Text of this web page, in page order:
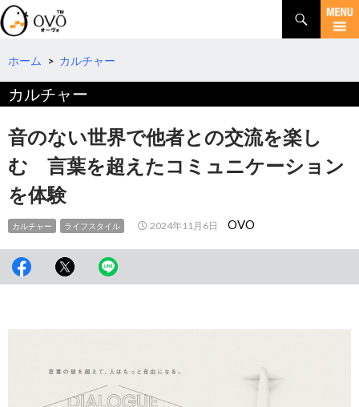
検
索
コ
テ
ツ
へ
移
ホーム > カルチャー
カルチャー
音のない世界で他者との交流を楽し
む 言葉を超えたコミュニケーション
を体験
カルチャー ライフスタイル 2024年11月6日 OVO